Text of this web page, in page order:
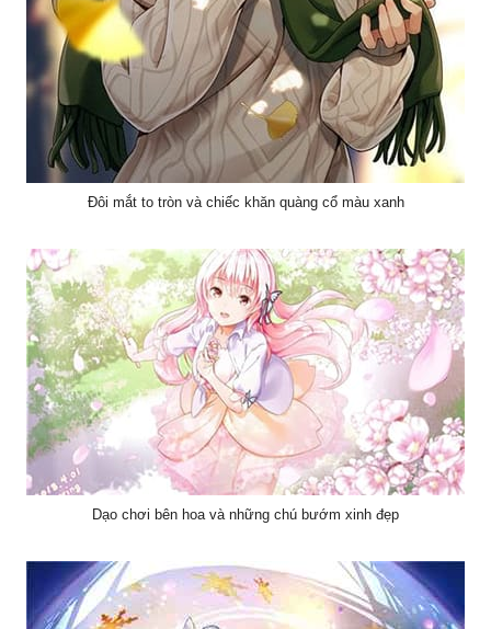
Đôi mắt to tròn và chiếc khăn quàng cổ màu xanh